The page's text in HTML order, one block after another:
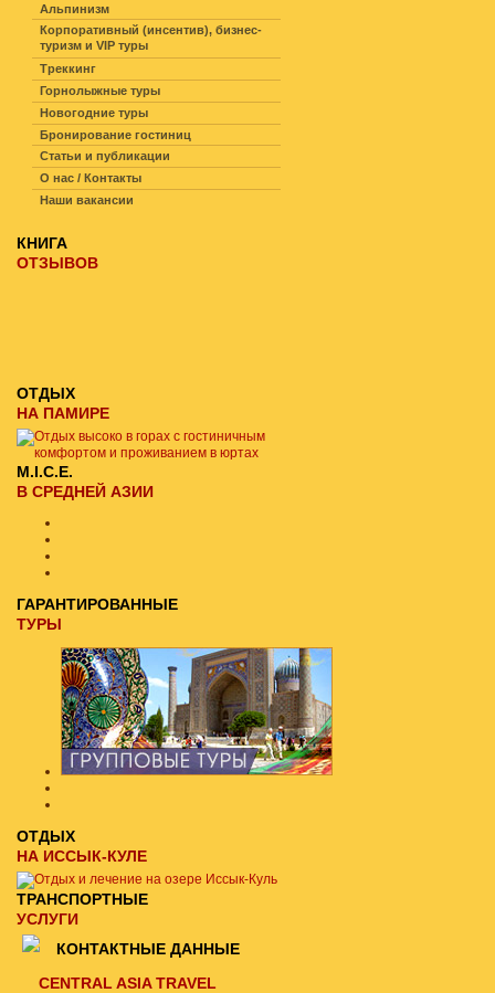
Альпинизм
Корпоративный (инсентив), бизнес-
туризм и VIP туры
Треккинг
Горнолыжные туры
Новогодние туры
Бронирование гостиниц
Статьи и публикации
О нас / Контакты
Наши вакансии
КНИГА
ОТЗЫВОВ
ОТДЫХ
НА ПАМИРЕ
M.I.C.E.
В СРЕДНЕЙ АЗИИ
ГАРАНТИРОВАННЫЕ
ТУРЫ
ОТДЫХ
НА ИССЫК-КУЛЕ
ТРАНСПОРТНЫЕ
УСЛУГИ
КОНТАКТНЫЕ ДАННЫЕ
CENTRAL ASIA TRAVEL